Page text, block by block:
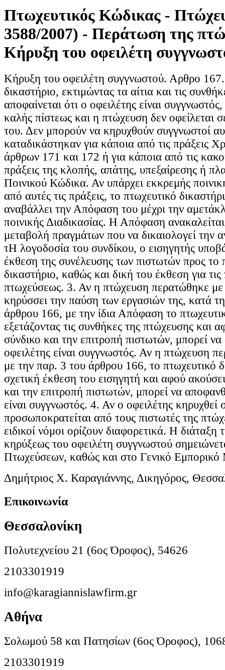
Πτωχευτικός Κώδικας -
3588/2007) - Περάτωση της
Κήρυξη του οφειλέτη
Κήρυξη του οφειλέτη συγγνωστού. Αρθρο
δικαστήριο, εκτιμώντας τα αίτια και τις
αποφαίνεται ότι ο οφειλέτης είναι
καλής πίστεως και η πτώχευση δεν οφείλεται
του. Δεν μπορούν να κηρυχθούν συγγνωστοί
καταδικάστηκαν για κάποια από τις πράξεις
άρθρων 171 και 172 ή για κάποια από τις
πράξεις της κλοπής, απάτης, υπεξαίρεσης ή
Ποινικού Κώδικα. Αν υπάρχει εκκρεμής
από αυτές τις πράξεις, το πτωχευτικό
αναβάλλει την Απόφαση του μέχρι την
ποινικής Διαδικασίας. Η Απόφαση
μεταβολή πραγμάτων που να δικαιολογεί την
τΗ λογοδοσία του συνδίκου, ο εισηγητής
έκθεση της συνέλευσης των πιστωτών προς το
δικαστήριο, καθώς και δική του έκθεση για τις
πτωχεύσεως. 3. Αν η πτώχευση περατώθηκε
κηρύσσει την παύση των εργασιών της, κατά
άρθρου 166, με την ίδια Απόφαση το
εξετάζοντας τις συνθήκες της πτώχευσης και
σύνδικο και την επιτροπή πιστωτών, μπορεί
οφειλέτης είναι συγγνωστός. Αν η πτώχευση
με την παρ. 3 του άρθρου 166, το πτωχευτικό
σχετική έκθεση του εισηγητή και αφού
και την επιτροπή πιστωτών, μπορεί να
είναι συγγνωστός. 4. Αν ο οφειλέτης κηρυχθεί
προσωποκρατείται από τους πιστωτές της
ειδικοί νόμοι ορίζουν διαφορετικά. Η
κηρύξεως του οφειλέτη συγγνωστού
Πτωχεύσεων, καθώς και στο Γενικό
Δημήτριος Χ. Καραγιάννης, Δικηγόρος,
Επικοινωνία
Θεσσαλονίκη
Πολυτεχνείου 21 (6ος Όροφος), 54626
2103301919
info@karagiannislawfirm.gr
Αθήνα
Σολωμού 58 και Πατησίων (6ος Όροφος),
2103301919